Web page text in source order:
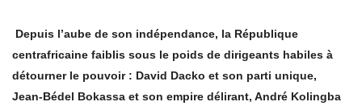
Depuis l’aube de son indépendance, la République
centrafricaine faiblis sous le poids de dirigeants habiles à
détourner le pouvoir : David Dacko et son parti unique,
Jean-Bédel Bokassa et son empire délirant, André Kolingba